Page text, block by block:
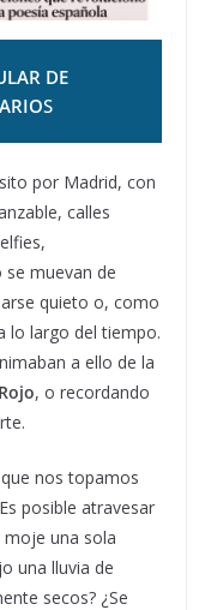
DE
S
por Madrid, con
calles
se muevan de
quieto o, como
lo largo del tiempo.
a ello de la
Rojo, o recordando
nos topamos
posible atravesar
una sola
una lluvia de
secos? ¿Se